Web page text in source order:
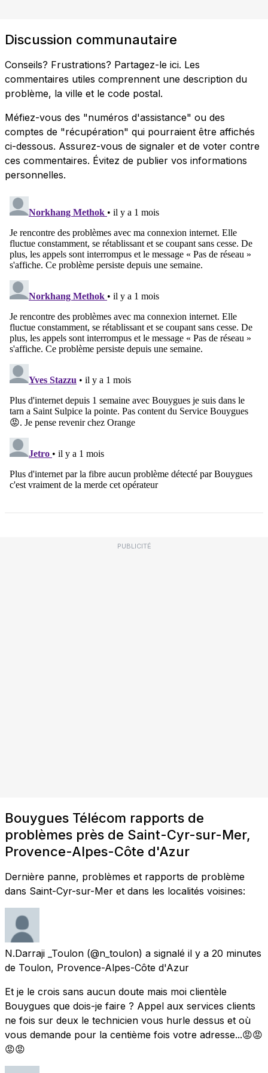
Discussion communautaire
Conseils? Frustrations? Partagez-le ici. Les
commentaires utiles comprennent une description du
problème, la ville et le code postal.
Méfiez-vous des "numéros d'assistance" ou des
comptes de "récupération" qui pourraient être affichés
ci-dessous. Assurez-vous de signaler et de voter contre
ces commentaires. Évitez de publier vos informations
personnelles.
PUBLICITÉ
Bouygues Télécom rapports de
problèmes près de Saint-Cyr-sur-Mer,
Provence-Alpes-Côte d'Azur
Dernière panne, problèmes et rapports de problème
dans Saint-Cyr-sur-Mer et dans les localités voisines:
N.Darraji _Toulon (@n_toulon) a signalé il y a 20 minutes
de Toulon, Provence-Alpes-Côte d'Azur
Et je le crois sans aucun doute mais moi clientèle
Bouygues que dois-je faire ? Appel aux services clients
ne fois sur deux le technicien vous hurle dessus et où
vous demande pour la centième fois votre adresse...😡😡
😡😡